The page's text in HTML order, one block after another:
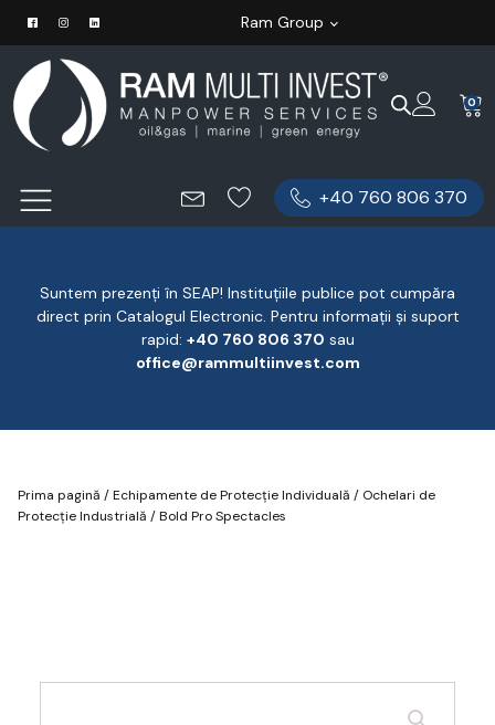
Ram Group
0
+40 760 806 370
Suntem prezenți în SEAP! Instituțiile publice pot cumpăra
direct prin Catalogul Electronic. Pentru informații și suport
rapid: ‪+40 760 806 370 ‬ sau
office@rammultiinvest.com
Prima pagină /Echipamente de Protecție Individuală / Ochelari de
Protecție Industrială / Bold Pro Spectacles